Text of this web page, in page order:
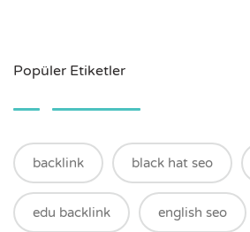
Popüler Etiketler
backlink black hat seo
edu backlink english seo